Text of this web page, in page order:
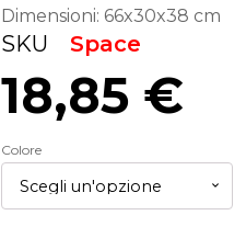
Dimensioni: 66x30x38 cm
SKU Space
18,85 €
Colore